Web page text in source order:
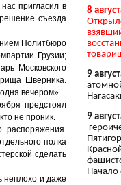
пригласил в
съезда
Политбюро
Грузии;
Московского
Шверника.
вечером».
предстоял
не проник.
распоряжения.
полка
сделать
неплохо и даже
8
9
9
Начало